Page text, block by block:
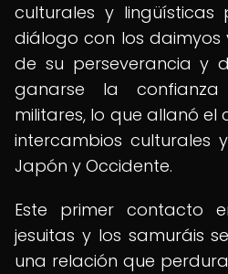
culturales y
diálogo con los daimyos
de su perseverancia y
ganarse la
militares, lo que allanó
intercambios culturales
Japón y Occidente.
Este primer contacto
jesuitas y los samuráis
una relación que